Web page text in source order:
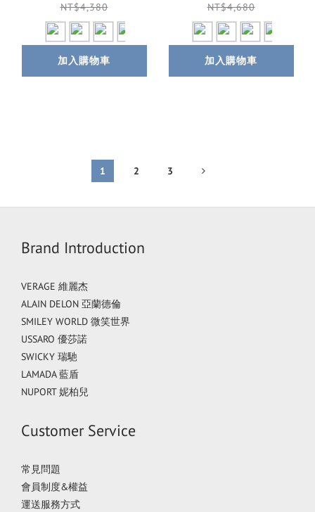
NT$4,380
加入購物車
NT$4,680
加入購物車
1 2 3
Brand Introduction
VERAGE 維麗杰
ALAIN DELON 亞蘭德倫
SMILEY WORLD 微笑世界
USSARO 優莎諾
SWICKY 瑞馳
LAMADA 藍盾
NUPORT 妮柏兒
Customer Service
常見問題
會員制度&權益
運送服務方式